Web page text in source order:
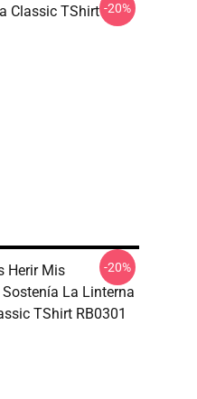
Classic TShirt -20%
Herir Mis
La Linterna
TShirt RB0301
-20%